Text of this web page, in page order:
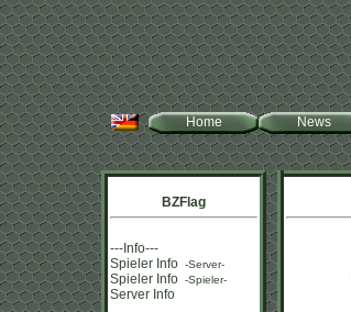
Home News
BZFlag
---Info---
Spieler Info -Server-
Spieler Info -Spieler-
Server Info